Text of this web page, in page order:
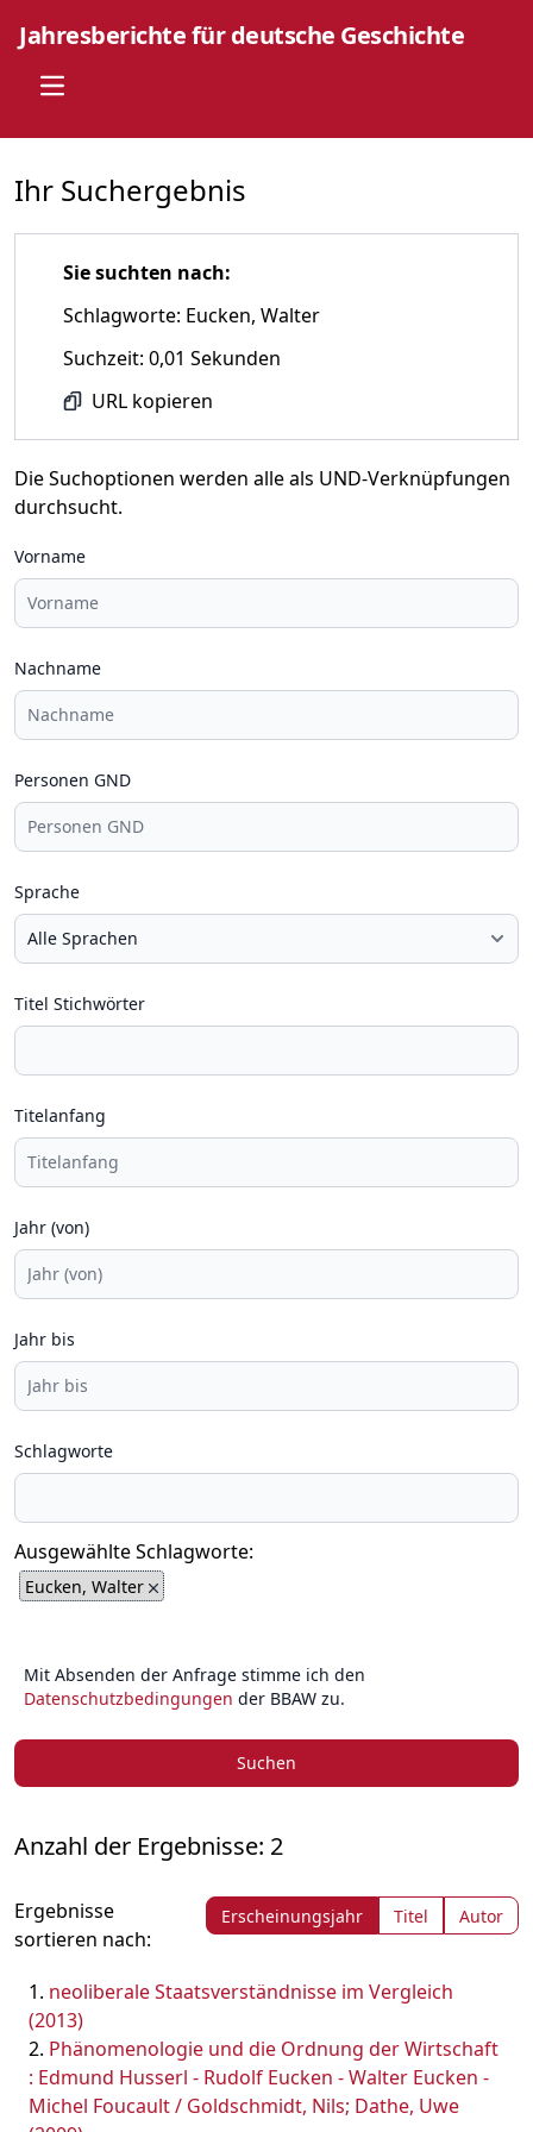
Jahresberichte für deutsche Geschichte
Open main menu
Ihr Suchergebnis
Sie suchten nach:
Schlagworte: Eucken, Walter
Suchzeit: 0,01 Sekunden
URL kopieren
Die Suchoptionen werden alle als UND-Verknüpfungen
durchsucht.
Vorname
Nachname
Personen GND
Sprache
Titel Stichwörter
Titelanfang
Jahr (von)
Jahr bis
Schlagworte
Ausgewählte Schlagworte:
Eucken, Walter
Mit Absenden der Anfrage stimme ich den
Datenschutzbedingungen der BBAW zu.
Suchen
Anzahl der Ergebnisse: 2
Ergebnisse
sortieren nach:
Erscheinungsjahr Titel Autor
neoliberale Staatsverständnisse im Vergleich
(2013)
Phänomenologie und die Ordnung der Wirtschaft
: Edmund Husserl - Rudolf Eucken - Walter Eucken -
Michel Foucault / Goldschmidt, Nils; Dathe, Uwe